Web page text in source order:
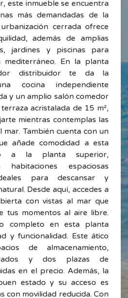
este inmueble se encuentra
más demandadas de la
cerrada ofrece
además de amplias
jardines y piscinas para
mediterráneo. En la planta
distribuidor te da la
cocina independiente
y un amplio salón comedor
acristalada de 15 m²,
mientras contemplas las
mar. También cuenta con un
añade comodidad a esta
a la planta superior,
espaciosas
para descansar y
Desde aquí, accedes a
con vistas al mar que
tus momentos al aire libre.
completo en esta planta
y funcionalidad. Este ático
de almacenamiento,
y dos plazas de
en el precio. Además, la
estado y su acceso es
con movilidad reducida. Con